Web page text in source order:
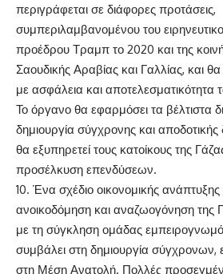
περιγράφεται σε διάφορες προτάσεις,
συμπεριλαμβανομένου του
προέδρου Τραμπ το 2020 και της
Σαουδικής Αραβίας και Γαλλίας, και
με ασφάλεια και αποτελεσματικότητα
Το όργανο θα εφαρμόσει τα βέλτιστα
δημιουργία σύγχρονης και
θα εξυπηρετεί τους κατοίκους της
προσέλκυση επενδύσεων.
10. Ένα σχέδιο οικονομικής
ανοικοδόμηση και αναζωογόνηση της
με τη σύγκληση ομάδας
συμβάλει στη δημιουργία
στη Μέση Ανατολή. Πολλές